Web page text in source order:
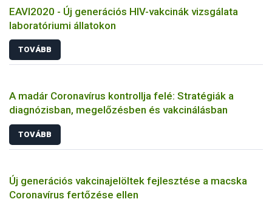
EAVI2020 - Új generációs HIV-vakcinák vizsgálata
laboratóriumi állatokon
TOVÁBB
A madár Coronavírus kontrollja felé: Stratégiák a
diagnózisban, megelőzésben és vakcinálásban
TOVÁBB
Új generációs vakcinajelöltek fejlesztése a macska
Coronavírus fertőzése ellen